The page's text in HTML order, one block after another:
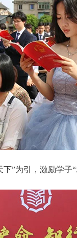
”为引，激励学子